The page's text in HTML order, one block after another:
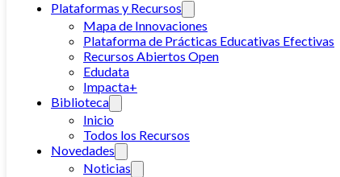
Plataformas y Recursos
Mapa de Innovaciones
Plataforma de Prácticas Educativas Efectivas
Recursos Abiertos Open
Edudata
Impacta+
Biblioteca
Inicio
Todos los Recursos
Novedades
Noticias